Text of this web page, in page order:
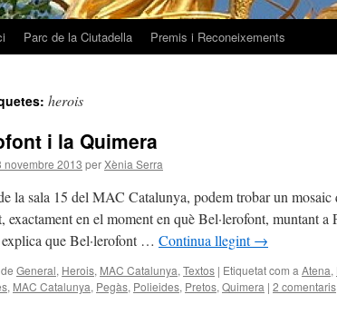
Parc de la Ciutadella Premis i Reconeixements
herois
i la Quimera
novembre 2013 perXènia Serra
la sala 15 del MAC Catalunya, podem trobar un mosaic
exactament en el moment en què Bel·lerofont, muntant a
que Bel·lerofont … Continua llegint→
General, Herois, MAC Catalunya, Textos | Etiquetat com a Atena,
, MAC Catalunya, Pegàs, Polieides, Pretos, Quimera | 2 comentaris